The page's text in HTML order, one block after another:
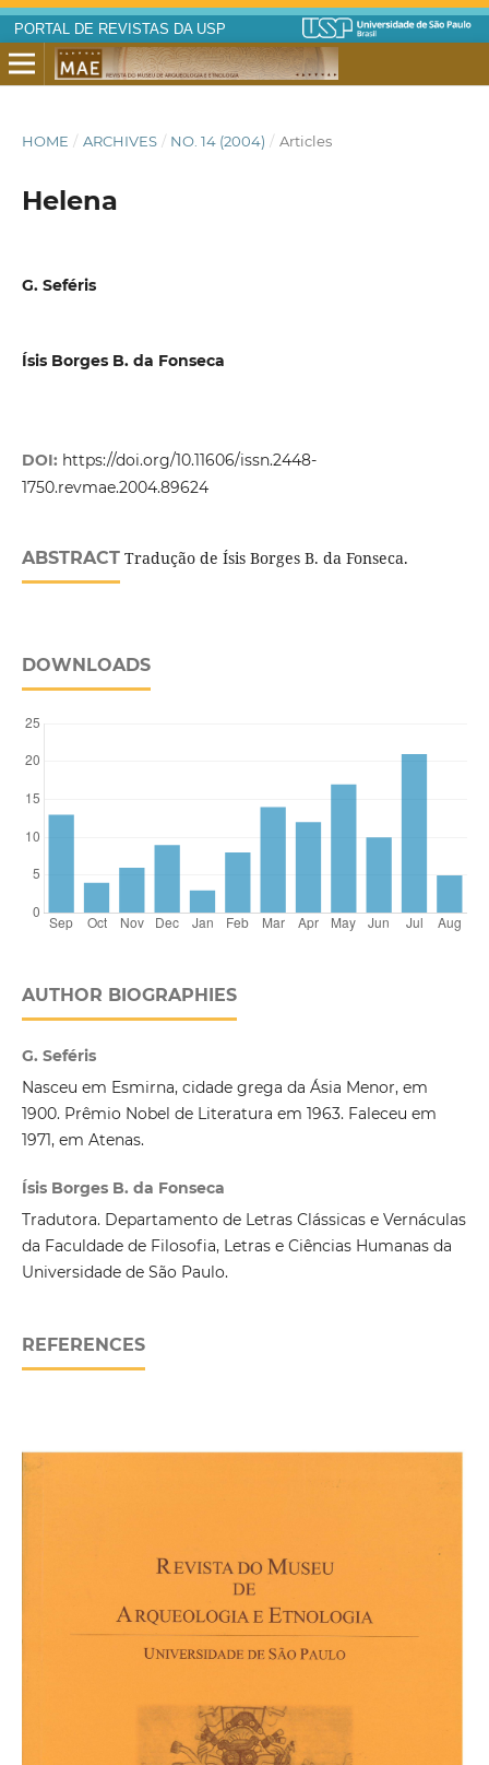
PORTAL DE REVISTAS DA USP
HOME / ARCHIVES / NO. 14 (2004) / Articles
Helena
G. Seféris
Ísis Borges B. da Fonseca
DOI: https://doi.org/10.11606/issn.2448-
1750.revmae.2004.89624
ABSTRACTTradução de Ísis Borges B. da Fonseca.
DOWNLOADS
AUTHOR BIOGRAPHIES
G. Seféris
Nasceu em Esmirna, cidade grega da Ásia Menor, em
1900. Prêmio Nobel de Literatura em 1963. Faleceu em
1971, em Atenas.
Ísis Borges B. da Fonseca
Tradutora. Departamento de Letras Clássicas e Vernáculas
da Faculdade de Filosofia, Letras e Ciências Humanas da
Universidade de São Paulo.
REFERENCES